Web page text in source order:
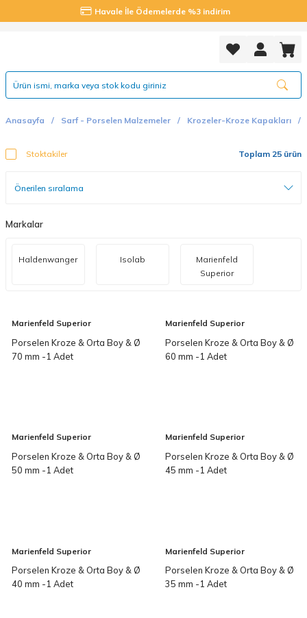
Havale İle Ödemelerde %3 indirim
Anasayfa Sarf - Porselen Malzemeler Krozeler-Kroze Kapakları
Stoktakiler Toplam 25 ürün
Markalar
Haldenwanger Isolab
Marienfeld
Superior
Marienfeld Superior
Porselen Kroze & Orta Boy & Ø
70 mm -1 Adet
Marienfeld Superior
Porselen Kroze & Orta Boy & Ø
60 mm -1 Adet
Marienfeld Superior
Porselen Kroze & Orta Boy & Ø
50 mm -1 Adet
Marienfeld Superior
Porselen Kroze & Orta Boy & Ø
45 mm -1 Adet
Marienfeld Superior
Porselen Kroze & Orta Boy & Ø
40 mm -1 Adet
Marienfeld Superior
Porselen Kroze & Orta Boy & Ø
35 mm -1 Adet